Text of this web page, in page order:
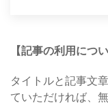
【記事の利用につい
タイトルと記事文
ていただければ、